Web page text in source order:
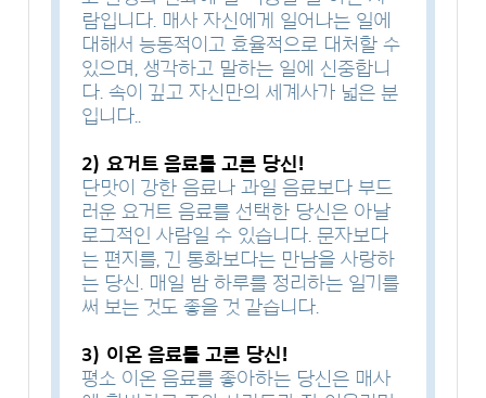
람입니다. 매사 자신에게 일어나는 일에
대해서 능동적이고 효율적으로 대처할 수
있으며, 생각하고 말하는 일에 신중합니
다. 속이 깊고 자신만의 세계사가 넓은 분
입니다..
2) 요거트 음료를 고른 당신!
단맛이 강한 음료나 과일 음료보다 부드
러운 요거트 음료를 선택한 당신은 아날
로그적인 사람일 수 있습니다. 문자보다
는 편지를, 긴 통화보다는 만남을 사랑하
는 당신. 매일 밤 하루를 정리하는 일기를
써 보는 것도 좋을 것 같습니다.
3) 이온 음료를 고른 당신!
평소 이온 음료를 좋아하는 당신은 매사